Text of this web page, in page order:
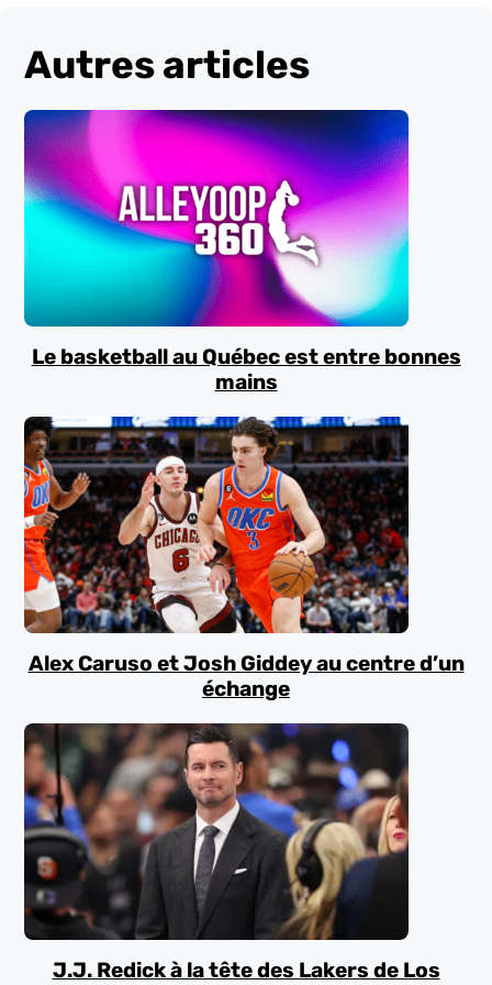
Autres articles
Le basketball au Québec est entre bonnes
mains
Alex Caruso et Josh Giddey au centre d’un
échange
J.J. Redick à la tête des Lakers de Los